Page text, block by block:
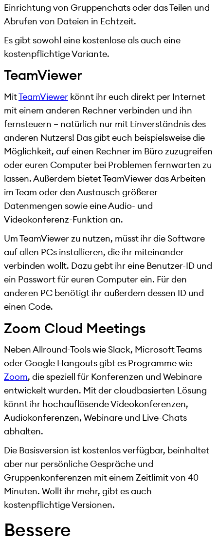
Einrichtung von Gruppenchats oder das Teilen und
Abrufen von Dateien in Echtzeit.
Es gibt sowohl eine kostenlose als auch eine
kostenpflichtige Variante.
TeamViewer
MitTeamViewer könnt ihr euch direkt per Internet
mit einem anderen Rechner verbinden und ihn
fernsteuern – natürlich nur mit Einverständnis des
anderen Nutzers! Das gibt euch beispielsweise die
Möglichkeit, auf einen Rechner im Büro zuzugreifen
oder euren Computer bei Problemen fernwarten zu
lassen. Außerdem bietet TeamViewer das Arbeiten
im Team oder den Austausch größerer
Datenmengen sowie eine Audio- und
Videokonferenz-Funktion an.
Um TeamViewer zu nutzen, müsst ihr die Software
auf allen PCs installieren, die ihr miteinander
verbinden wollt. Dazu gebt ihr eine Benutzer-ID und
ein Passwort für euren Computer ein. Für den
anderen PC benötigt ihr außerdem dessen ID und
einen Code.
Zoom Cloud Meetings
Neben Allround-Tools wie Slack, Microsoft Teams
oder Google Hangouts gibt es Programme wie
Zoom, die speziell für Konferenzen und Webinare
entwickelt wurden. Mit der cloudbasierten Lösung
könnt ihr hochauflösende Videokonferenzen,
Audiokonferenzen, Webinare und Live-Chats
abhalten.
Die Basisversion ist kostenlos verfügbar, beinhaltet
aber nur persönliche Gespräche und
Gruppenkonferenzen mit einem Zeitlimit von 40
Minuten. Wollt ihr mehr, gibt es auch
kostenpflichtige Versionen.
Bessere